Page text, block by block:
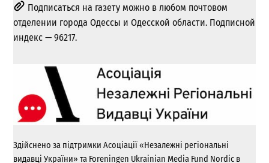
Подписаться на газету можно в любом почтовом
отделении города Одессы и Одесской области. Подписной
индекс — 96217.
Здійснено за підтримки Асоціації «Незалежні регіональні
видавці України» та Foreningen Ukrainian Media Fund Nordic в